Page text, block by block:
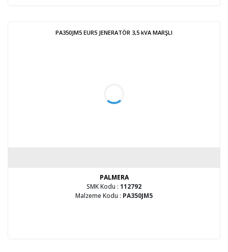
PA350JM5 EUR5 JENERATÖR 3,5 kVA MARŞLI
PALMERA
SMK Kodu : 112792
Malzeme Kodu : PA350JM5